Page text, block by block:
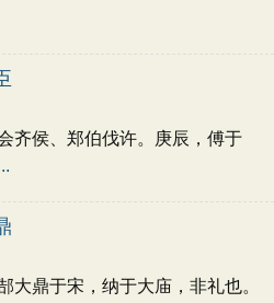
侯、郑伯伐许。庚辰，傅于
鼎于宋，纳于大庙，非礼也。